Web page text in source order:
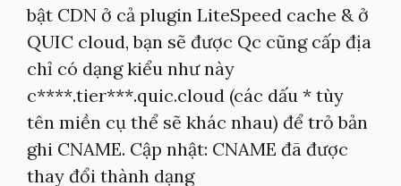
bật CDN ở cả plugin LiteSpeed cache & ở
QUIC cloud, bạn sẽ được Qc cũng cấp địa
chỉ có dạng kiểu như này
c****.tier***.quic.cloud (các dấu * tùy
tên miền cụ thể sẽ khác nhau) để trỏ bản
ghi CNAME. Cập nhật: CNAME đã được
thay đổi thành dạng